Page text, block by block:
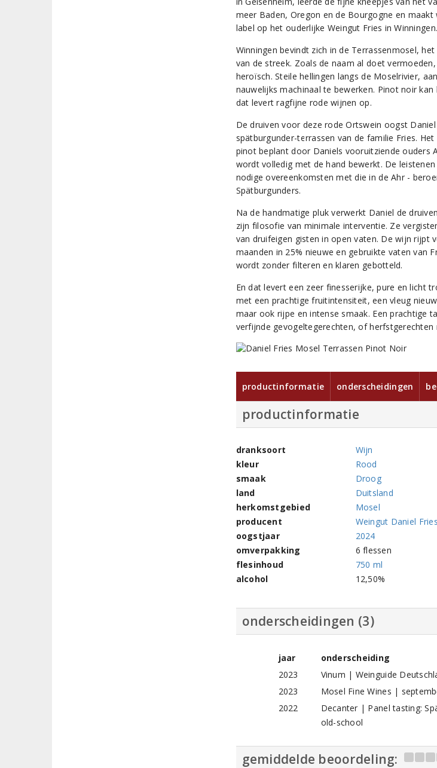
meer Baden, Oregon en de Bourgogne en
label op het ouderlijke Weingut Fries in Winningen.
Winningen bevindt zich in de Terrassenmosel,
van de streek. Zoals de naam al doet
heroïsch. Steile hellingen langs de Moselrivier,
nauwelijks machinaal te bewerken. Pinot noir
dat levert ragfijne rode wijnen op.
De druiven voor deze rode Ortswein oogst
spätburgunder-terrassen van de familie Fries.
pinot beplant door Daniels vooruitziende ouders
wordt volledig met de hand bewerkt. De
nodige overeenkomsten met die in de Ahr -
Spätburgunders.
Na de handmatige pluk verwerkt Daniel de
zijn filosofie van minimale interventie. Ze
van druifeigen gisten in open vaten. De wijn rijpt
maanden in 25% nieuwe en gebruikte vaten van
wordt zonder filteren en klaren gebotteld.
En dat levert een zeer finesserijke, pure en licht
met een prachtige fruitintensiteit, een vleug
maar ook rijpe en intense smaak. Een prachtige
verfijnde gevogeltegerechten, of herfstgerechten
productinformatie onderscheidingen
productinformatie
dranksoort
Wijn
kleur
Rood
smaak
Droog
land
Duitsland
herkomstgebied
Mosel
producent
Weingut Daniel Fries
oogstjaar
2024
omverpakking
6 flessen
flesinhoud
750 ml
alcohol
12,50%
onderscheidingen (3)
jaar
onderscheiding
2023
Vinum | Weinguide
2023
Mosel Fine Wines |
2022
Decanter | Panel tasting:
old-school
gemiddelde beoordeling: